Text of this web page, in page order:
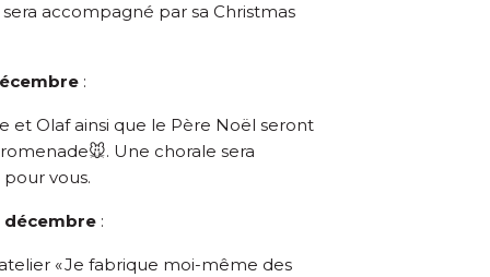
accompagné par sa Christmas
:
et Olaf ainsi que le Père Noël seront
Une chorale sera
vous.
décembre:
« Je fabrique moi-même des